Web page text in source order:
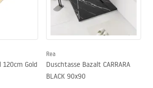
Gold
Rea
Duschtasse Bazalt CARRARA
BLACK 90x90